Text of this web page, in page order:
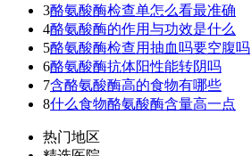
3酪氨酸酶检查单怎么看最准确
4酪氨酸酶的作用与功效是什么
5酪氨酸酶检查用抽血吗要空腹吗
6酪氨酸酶抗体阳性能转阴吗
7含酪氨酸酶高的食物有哪些
8什么食物酪氨酸酶含量高一点
热门地区